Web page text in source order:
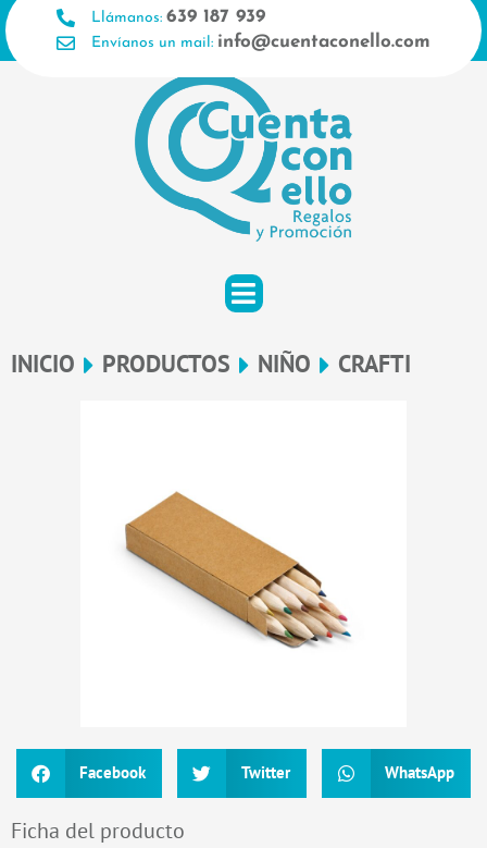
Ir
al
contenido
Llámanos: 639 187 939
Envíanos un mail: info@cuentaconello.com
INICIO PRODUCTOS NIÑO CRAFTI
Facebook Twitter WhatsApp
Ficha del producto